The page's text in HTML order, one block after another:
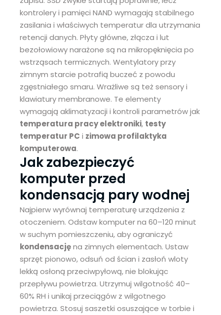
kontrolery i pamięci NAND wymagają stabilnego
zasilania i właściwych temperatur dla utrzymania
retencji danych. Płyty główne, złącza i lut
bezołowiowy narażone są na mikropęknięcia po
wstrząsach termicznych. Wentylatory przy
zimnym starcie potrafią buczeć z powodu
zgęstniałego smaru. Wrażliwe są też sensory i
klawiatury membranowe. Te elementy
wymagają aklimatyzacji i kontroli parametrów jak
temperatura pracy elektroniki, testy
temperatur PC i zimowa profilaktyka
komputerowa.
Jak zabezpieczyć
komputer przed
kondensacją pary wodnej
Najpierw wyrównaj temperaturę urządzenia z
otoczeniem. Odstaw komputer na 60–120 minut
w suchym pomieszczeniu, aby ograniczyć
kondensacjęna zimnych elementach. Ustaw
sprzęt pionowo, odsuń od ścian i zasłoń wloty
lekką osłoną przeciwpyłową, nie blokując
przepływu powietrza. Utrzymuj wilgotność 40–
60% RH i unikaj przeciągów z wilgotnego
powietrza. Stosuj saszetki osuszające w torbie i